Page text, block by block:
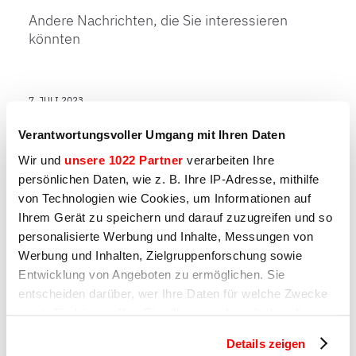
Verantwortungsvoller Umgang mit Ihren Daten
Wir und unsere 1022 Partner verarbeiten Ihre
persönlichen Daten, wie z. B. Ihre IP-Adresse, mithilfe
von Technologien wie Cookies, um Informationen auf
Ihrem Gerät zu speichern und darauf zuzugreifen und so
personalisierte Werbung und Inhalte, Messungen von
Werbung und Inhalten, Zielgruppenforschung sowie
Entwicklung von Angeboten zu ermöglichen. Sie
entscheiden darüber, wer Ihre Daten für welche Zwecke
Trigger Symbol ändern oder widerrufen
Details zeigen
Andere Nachrichten, die Sie interessieren
könnten
7. JULI 2023
Reinigung der
Aufschnittmaschine: einige
praktische Ratschläge und ein
Leitfaden für die am einfachsten
zu reinigenden Modelle
Die Wartung einer Aufschnittmaschine
erfordert eine ständige Reinigung: hier
einige praktische Tipps und welche Modelle